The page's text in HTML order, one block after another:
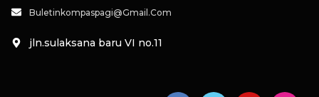
Buletinkompaspagi@gmail.com
jln.sulaksana baru VI no.11